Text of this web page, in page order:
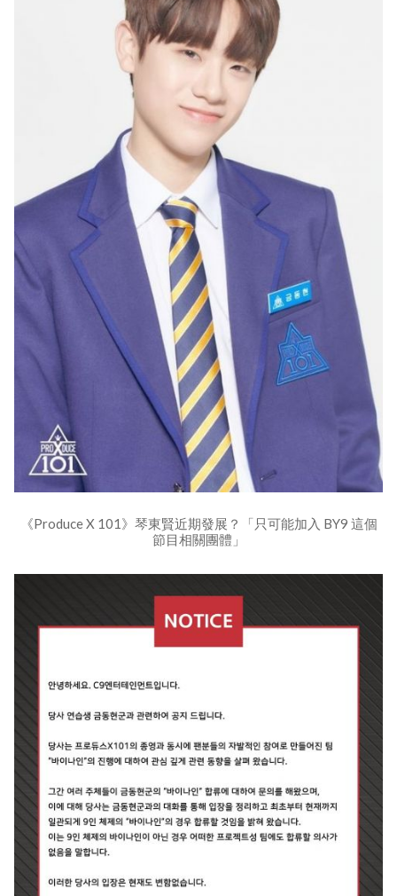
《Produce X 101》琴東賢近期發展？「只可能加入 BY9 這個
節目相關團體」